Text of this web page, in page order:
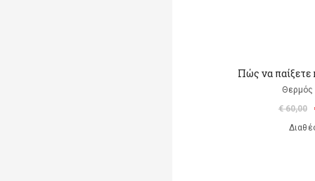
Πώς να παίξετε
Θερμός
€ 60,00